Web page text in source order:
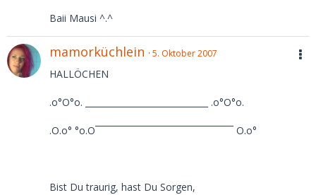
Baii Mausi ^.^
mamorküchlein 5. Oktober 2007
HALLÖCHEN
.o°O°o. _____________________________ .o°O°o.
.O.o° °o.O¯¯¯¯¯¯¯¯¯¯¯¯¯¯¯¯¯¯¯¯¯¯¯¯¯¯¯¯ O.o°
Bist Du traurig, hast Du Sorgen,